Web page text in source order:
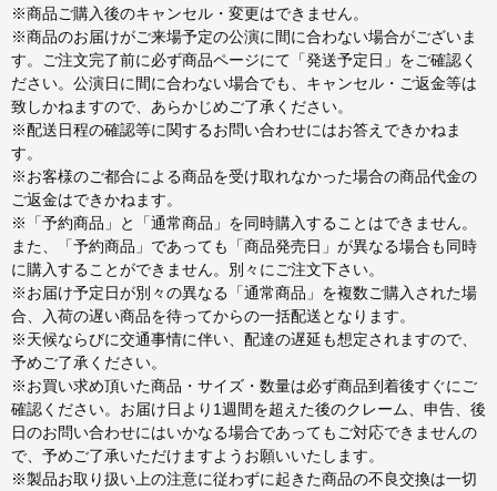
※商品ご購入後のキャンセル・変更はできません。
※商品のお届けがご来場予定の公演に間に合わない場合がございま
す。ご注文完了前に必ず商品ページにて「発送予定日」をご確認く
ださい。公演日に間に合わない場合でも、キャンセル・ご返金等は
致しかねますので、あらかじめご了承ください。
※配送日程の確認等に関するお問い合わせにはお答えできかねま
す。
※お客様のご都合による商品を受け取れなかった場合の商品代金の
ご返金はできかねます。
※「予約商品」と「通常商品」を同時購入することはできません。
また、「予約商品」であっても「商品発売日」が異なる場合も同時
に購入することができません。別々にご注文下さい。
※お届け予定日が別々の異なる「通常商品」を複数ご購入された場
合、入荷の遅い商品を待ってからの一括配送となります。
※天候ならびに交通事情に伴い、配達の遅延も想定されますので、
予めご了承ください。
※お買い求め頂いた商品・サイズ・数量は必ず商品到着後すぐにご
確認ください。お届け日より1週間を超えた後のクレーム、申告、後
日のお問い合わせにはいかなる場合であってもご対応できませんの
で、予めご了承いただけますようお願いいたします。
※製品お取り扱い上の注意に従わずに起きた商品の不良交換は一切